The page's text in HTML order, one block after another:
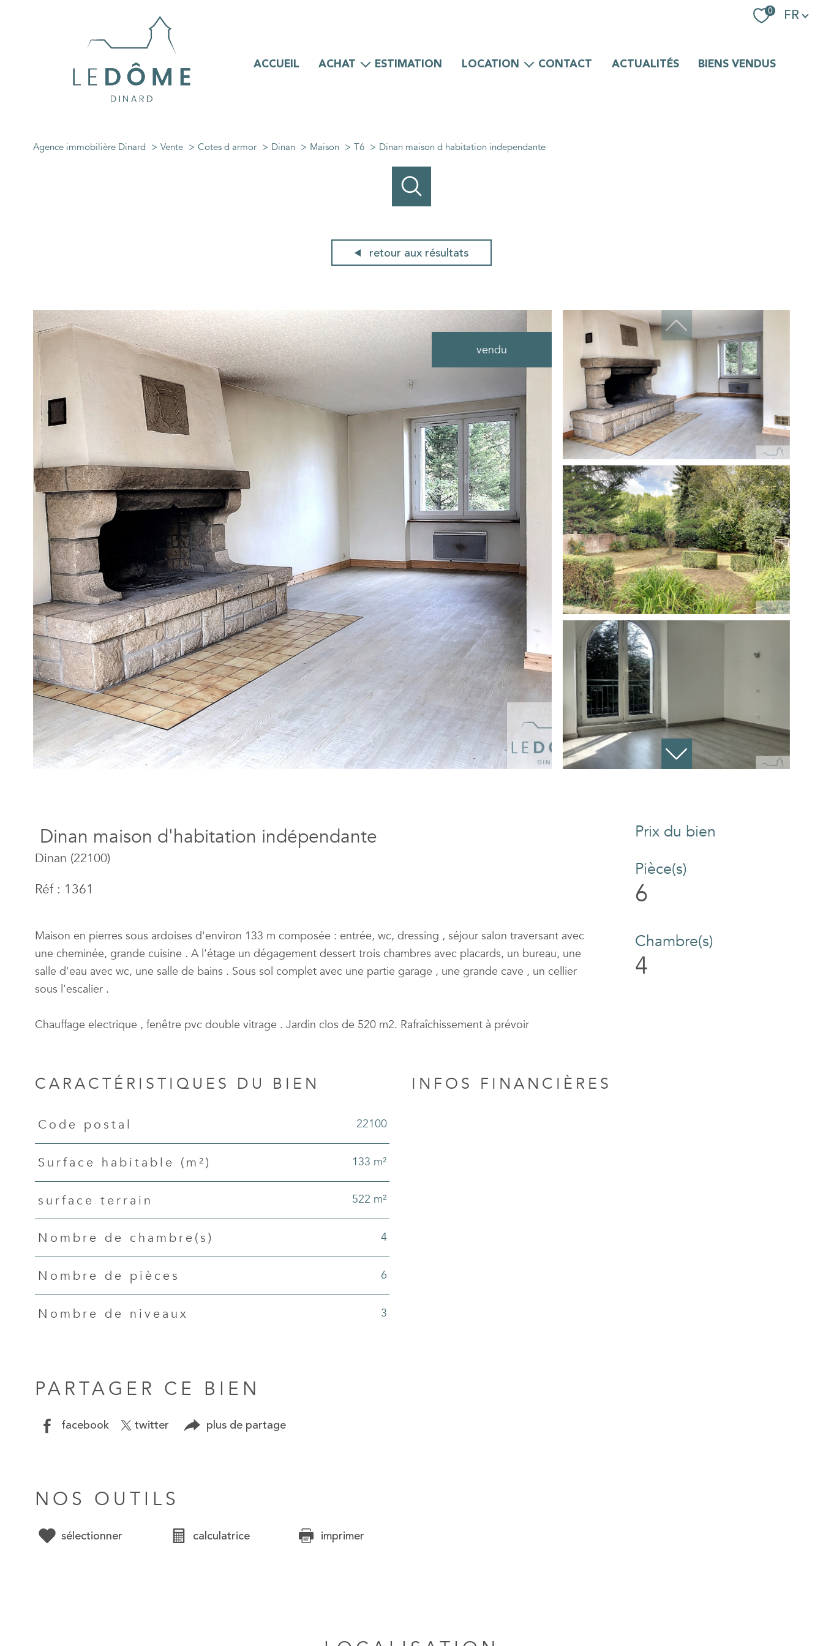
0 Langue
FR
ACCUEIL ACHAT ESTIMATION LOCATION CONTACT ACTUALITÉS BIENS VENDUS
Agence immobilière Dinard Vente Cotes d armor Dinan Maison T6 Dinan maison d habitation independante
retour aux résultats
vendu
Dinan maison d'habitation indépendante
Dinan (22100)
Réf : 1361
Maison en pierres sous ardoises d'environ 133 m composée : entrée, wc, dressing , séjour salon traversant avec
une cheminée, grande cuisine . A l'étage un dégagement dessert trois chambres avec placards, un bureau, une
salle d'eau avec wc, une salle de bains . Sous sol complet avec une partie garage , une grande cave , un cellier
sous l'escalier .
Chauffage electrique , fenêtre pvc double vitrage . Jardin clos de 520 m2. Rafraîchissement à prévoir
Prix du bien
Pièce(s)
6
Chambre(s)
4
CARACTÉRISTIQUES DU BIEN
Caractéristiques Valeurs
Code postal 22100
Surface habitable (m²) 133 m²
surface terrain 522 m²
Nombre de chambre(s) 4
Nombre de pièces 6
Nombre de niveaux 3
INFOS FINANCIÈRES
PARTAGER CE BIEN
facebook twitter plus de partage
NOS OUTILS
sélectionner calculatrice imprimer